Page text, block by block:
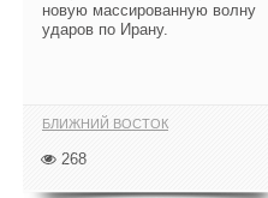
новую массированную волну
ударов по Ирану.
БЛИЖНИЙ ВОСТОК
268